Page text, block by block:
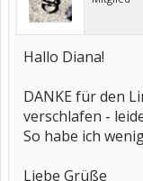
Hallo Diana!
DANKE für den
verschlafen -
So habe ich
Liebe Grüße